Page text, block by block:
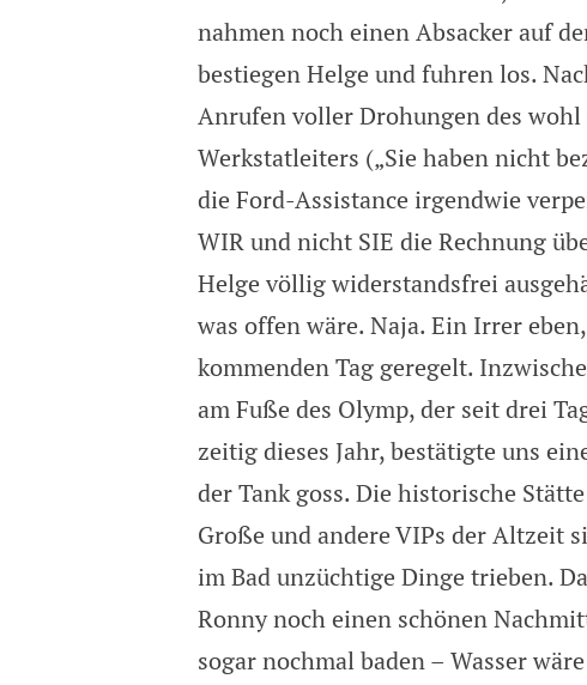
nahmen noch einen Absacker auf
bestiegen Helge und fuhren los.
Anrufen voller Drohungen des
Werkstatleiters („Sie haben nicht
die Ford-Assistance irgendwie
WIR und nicht SIE die Rechnung
Helge völlig widerstandsfrei
was offen wäre. Naja. Ein Irrer
kommenden Tag geregelt.
am Fuße des Olymp, der seit drei
zeitig dieses Jahr, bestätigte uns
der Tank goss. Die historische
Große und andere VIPs der Altzeit
im Bad unzüchtige Dinge trieben.
Ronny noch einen schönen
sogar nochmal baden – Wasser